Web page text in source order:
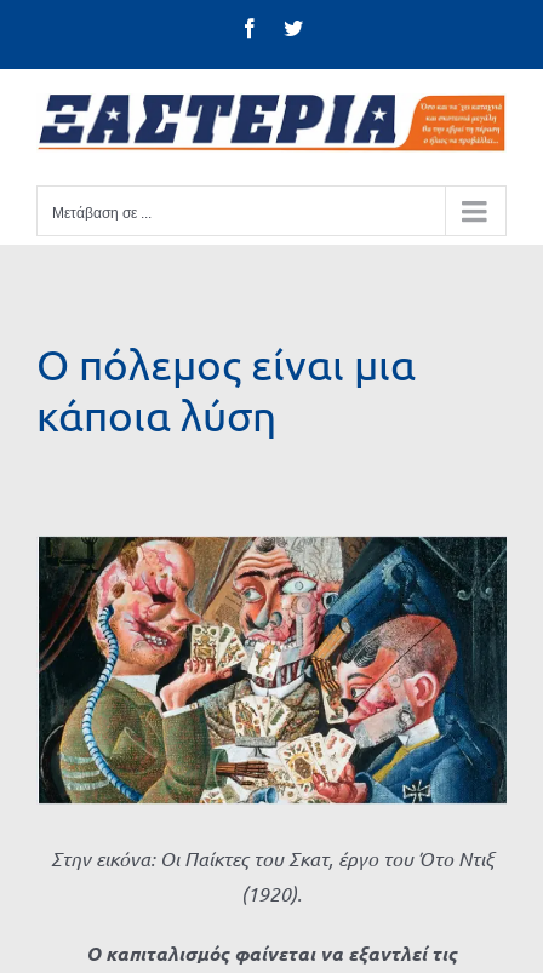
FacebookTwitter
Μετάβαση σε ...
Ο πόλεμος είναι μια
κάποια λύση
Προβολή
μεγαλύτερης
εικόνας
Στην εικόνα: Οι Παίκτες του Σκατ, έργο του Ότο Ντιξ
(1920).
Ο καπιταλισμός φαίνεται να εξαντλεί τις